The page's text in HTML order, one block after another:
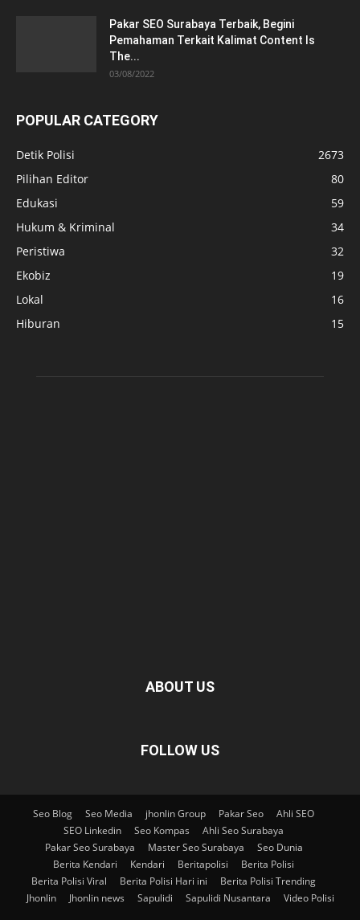
Pakar SEO Surabaya Terbaik, Begini
Pemahaman Terkait Kalimat Content Is
The...
03/08/2022
POPULAR CATEGORY
Detik Polisi
2673
Pilihan Editor
80
Edukasi
59
Hukum & Kriminal
34
Peristiwa
32
Ekobiz
19
Lokal
16
Hiburan
15
ABOUT US
FOLLOW US
Seo Blog Seo Media jhonlin Group Pakar Seo
Ahli SEO
SEO Linkedin
Seo Kompas
Ahli Seo Surabaya
Pakar Seo Surabaya
Master Seo Surabaya
Seo Dunia
Berita Kendari
Kendari Beritapolisi
Berita Polisi
Berita Polisi Viral
Berita Polisi Hari ini
Berita Polisi Trending
Jhonlin
Jhonlin news Sapulidi Sapulidi Nusantara Video Polisi